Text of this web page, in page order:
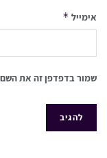
אימייל *
שמור בדפדפן זה את